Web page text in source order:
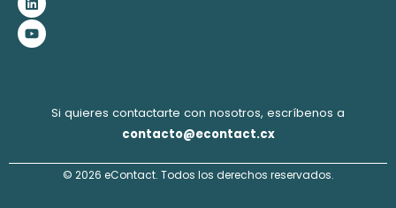
o
o
k
g
r
a
m
d
i
n
b
e
Si quieres contactarte con nosotros, escríbenos a
contacto@econtact.cx
© 2026 eContact. Todos los derechos reservados.